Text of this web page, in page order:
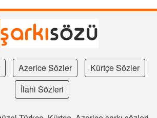
Azerice Sözler
Kürtçe Sözler
İlahi Sözleri